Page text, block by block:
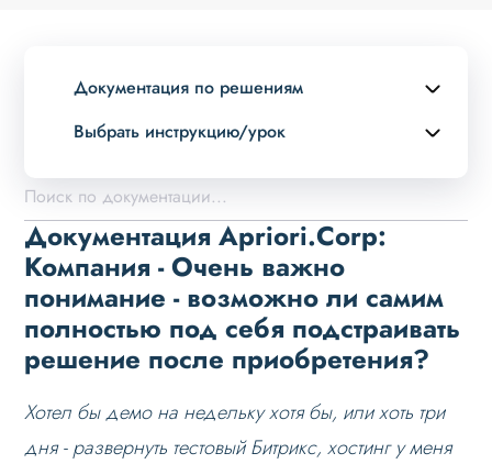
Документация по решениям
Выбрать инструкцию/урок
Описание курса
Возможности
Примеры страниц
Установка и обновление
Данные
Дизайн
Оформление контента
Слайдер
Документация Apriori.Corp:
Компания - Очень важно
понимание - возможно ли самим
полностью под себя подстраивать
решение после приобретения?
Хотел бы демо на недельку хотя бы, или хоть три
дня - развернуть тестовый Битрикс, хостинг у меня